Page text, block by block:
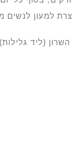
למעון לנשים
(ליד גלילות)